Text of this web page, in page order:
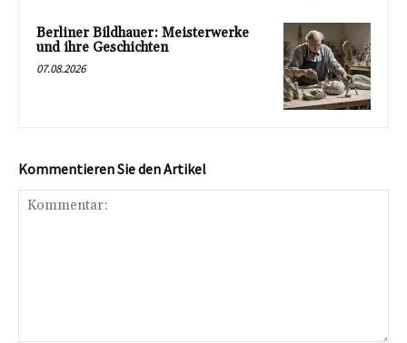
Berliner Bildhauer: Meisterwerke
und ihre Geschichten
07.08.2026
Kommentieren Sie den Artikel